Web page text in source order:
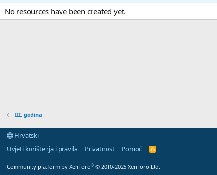
No resources have been created yet.
III. godina
Hrvatski
Uvjeti korištenja i pravila
Privatnost Pomoć
R
Community platform by XenForo® © 2010-2026 XenForo Ltd.